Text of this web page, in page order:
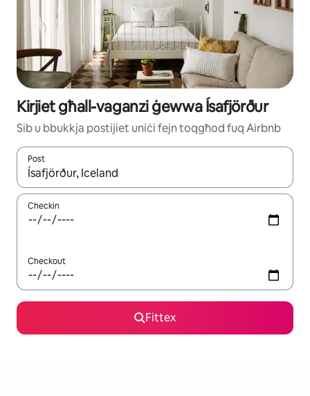
Kirjiet għall-vaganzi ġewwa Ísafjörður
Sib u bbukkja postijiet uniċi fejn toqgħod fuq Airbnb
Post
Meta r-riżultati jkunu disponibbli, tista' tmur minn riżultat
Checkin
Checkout
Fittex